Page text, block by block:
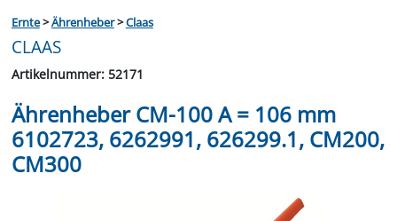
Ernte>Ährenheber>Claas
CLAAS
Artikelnummer: 52171
Ährenheber CM-100 A = 106 mm
6102723, 6262991, 626299.1, CM200,
CM300